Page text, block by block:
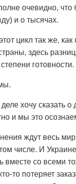
очевидно,
и о тысячах.
цикл так же,
здесь
готовности.
хочу сказать о
и мы это
ждут весь
числе. И
вместе со всеми
то потеряет